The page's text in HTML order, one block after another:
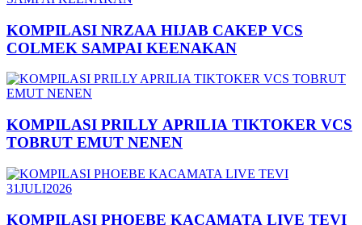
KOMPILASI NRZAA HIJAB CAKEP VCS
COLMEK SAMPAI KEENAKAN
KOMPILASI PRILLY APRILIA TIKTOKER VCS
TOBRUT EMUT NENEN
KOMPILASI PHOEBE KACAMATA LIVE TEVI